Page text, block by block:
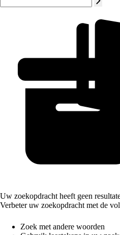
Uw zoekopdracht heeft geen
Verbeter uw zoekopdracht met de
Zoek met andere woorden